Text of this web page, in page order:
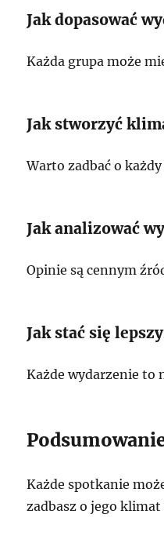
Jak dopasować
Każda grupa może
Jak stworzyć
Warto zadbać o każdy
Jak analizować
Opinie są cennym
Jak stać się
Każde wydarzenie to
Każde spotkanie
zadbasz o jego klimat